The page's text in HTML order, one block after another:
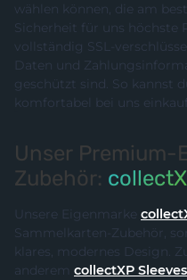
wählen können, die am
Sicherheit für uns höchste Priorität.
vollständig SSL-
Daten und Zahlungsinformationen
geschützt sind. So kannst
komfortabel bei uns
Unser Premium-
Zubehör:
Unsere Eigenmarke
Sammelkarten-Zubehör,
klares, modernes Design.
anderem collectXP Sleeves